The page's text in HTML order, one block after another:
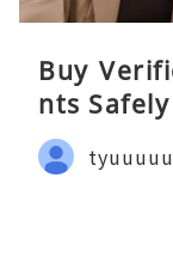
Buy
nts
tyuuuuu